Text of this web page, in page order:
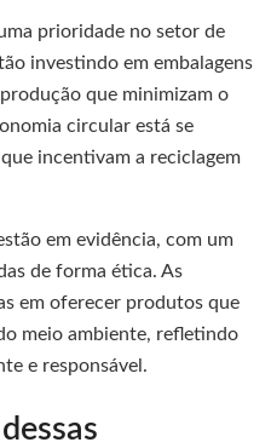
prioridade no setor de
investindo em embalagens
que minimizam o
circular está se
incentivam a reciclagem
em evidência, com um
de forma ética. As
em oferecer produtos que
meio ambiente, refletindo
e responsável.